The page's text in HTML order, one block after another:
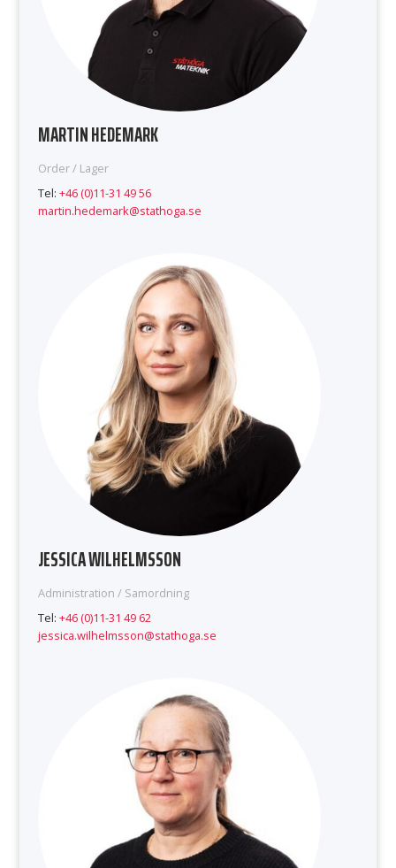
MARTIN HEDEMARK
Order / Lager
Tel: +46 (0)11-31 49 56
martin.hedemark@stathoga.se
JESSICA WILHELMSSON
Administration / Samordning
Tel: +46 (0)11-31 49 62
jessica.wilhelmsson@stathoga.se